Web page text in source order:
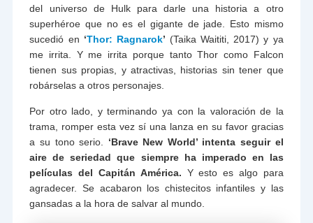
del universo de Hulk para darle una historia a otro
superhéroe que no es el gigante de jade. Esto mismo
sucedió en ‘Thor: Ragnarok’ (Taika Waititi, 2017) y ya
me irrita. Y me irrita porque tanto Thor como Falcon
tienen sus propias, y atractivas, historias sin tener que
robárselas a otros personajes.
Por otro lado, y terminando ya con la valoración de la
trama, romper esta vez sí una lanza en su favor gracias
a su tono serio. ‘Brave New World’ intenta seguir el
aire de seriedad que siempre ha imperado en las
películas del Capitán América. Y esto es algo para
agradecer. Se acabaron los chistecitos infantiles y las
gansadas a la hora de salvar al mundo.